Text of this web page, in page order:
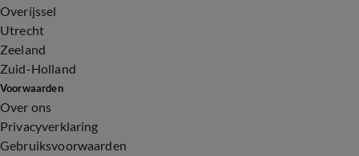
Overijssel
Utrecht
Zeeland
Zuid-Holland
Voorwaarden
Over ons
Privacyverklaring
Gebruiksvoorwaarden